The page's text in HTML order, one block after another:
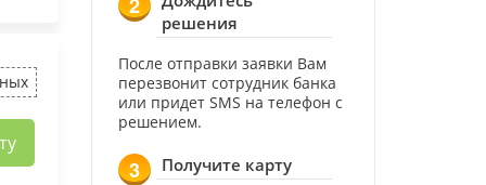
решения
После отправки заявки Вам
перезвонит сотрудник банка
или придет SMS на телефон с
решением.
3 Получите карту